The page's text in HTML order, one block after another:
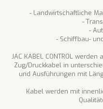
- Landwirtschaftliche
-
-
- Schiffbau-
JAC KABEL CONTROL
Zug/Druckkabel in
und Ausführungen mit
Kabel werden mit